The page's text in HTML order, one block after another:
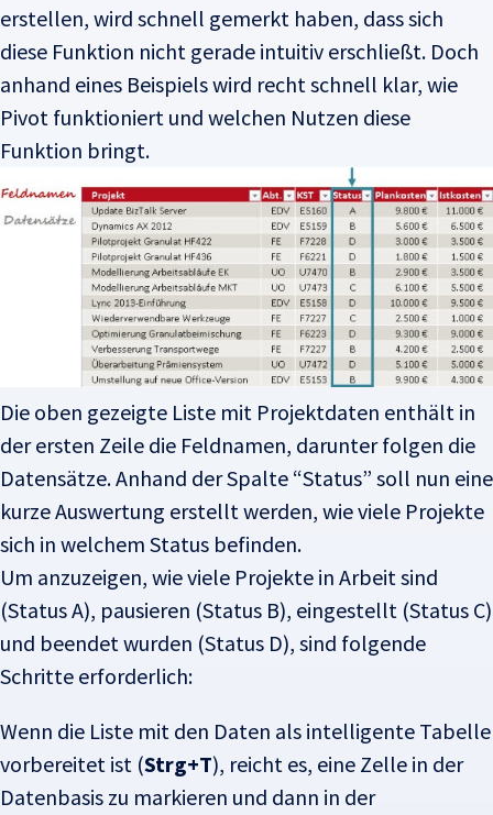
erstellen, wird schnell gemerkt haben, dass sich
diese Funktion nicht gerade intuitiv erschließt. Doch
anhand eines Beispiels wird recht schnell klar, wie
Pivot funktioniert und welchen Nutzen diese
Funktion bringt.
Die oben gezeigte Liste mit Projektdaten enthält in
der ersten Zeile die Feldnamen, darunter folgen die
Datensätze. Anhand der Spalte “Status” soll nun eine
kurze Auswertung erstellt werden, wie viele Projekte
sich in welchem Status befinden.
Um anzuzeigen, wie viele Projekte in Arbeit sind
(Status A), pausieren (Status B), eingestellt (Status C)
und beendet wurden (Status D), sind folgende
Schritte erforderlich:
Wenn die Liste mit den Daten als intelligente Tabelle
vorbereitet ist (Strg+T), reicht es, eine Zelle in der
Datenbasis zu markieren und dann in der